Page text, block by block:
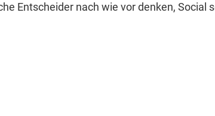
Entschei­der nach wie vor denken, Social